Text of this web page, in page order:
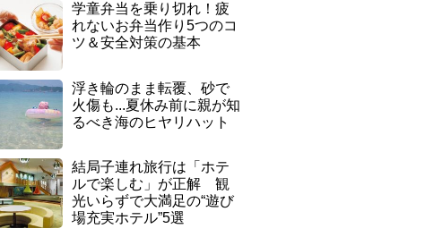
学童弁当を乗り切れ！疲
れないお弁当作り5つのコ
ツ＆安全対策の基本
浮き輪のまま転覆、砂で
火傷も...夏休み前に親が知
るべき海のヒヤリハット
結局子連れ旅行は「ホテ
ルで楽しむ」が正解 観
光いらずで大満足の“遊び
場充実ホテル”5選